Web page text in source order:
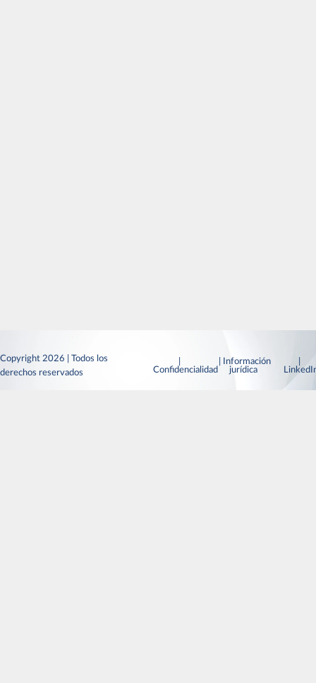
Copyright 2026 | Todos los
derechos reservados
Confidencialidad
| Información
jurídica